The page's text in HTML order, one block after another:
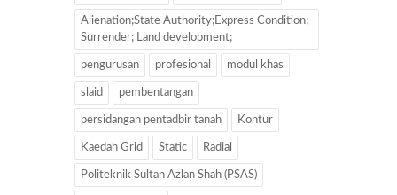
Alienation;State Authority;Express Condition;
Surrender; Land development;
pengurusan profesional modul khas
slaid pembentangan
persidangan pentadbir tanah Kontur
Kaedah Grid Static Radial
Politeknik Sultan Azlan Shah (PSAS)